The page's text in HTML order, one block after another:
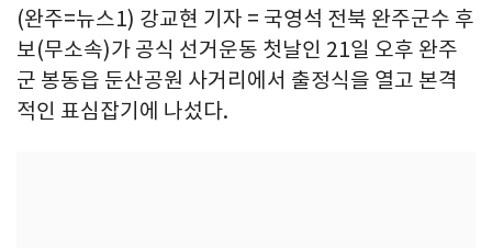
(완주=뉴스1) 강교현 기자 = 국영석 전북 완주군수 후
보(무소속)가 공식 선거운동 첫날인 21일 오후 완주
군 봉동읍 둔산공원 사거리에서 출정식을 열고 본격
적인 표심잡기에 나섰다.